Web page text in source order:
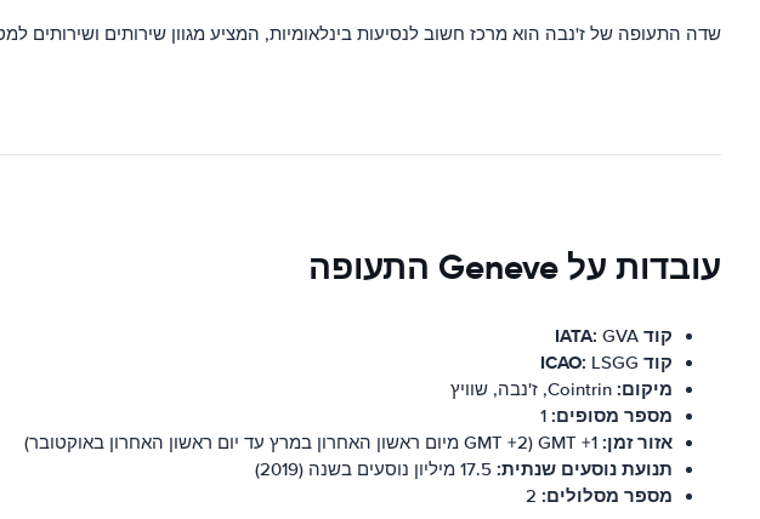
שדה התעופה של ז'נבה הוא מרכז חשוב לנסיעות בינלאומיות, המציע מגוון שירותים ושירותים
עובדות על Geneve התעופה
קוד IATA: GVA
קוד ICAO: LSGG
מיקום:
מספר מסופים:
אזור זמן:
תנועת נוסעים שנתית:
מספר מסלולים: